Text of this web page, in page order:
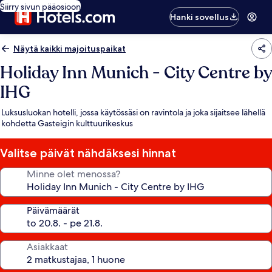
Siirry sivun pääosioon
Hanki sovellus
Näytä kaikki majoituspaikat
Holiday Inn Munich - City Centre by
IHG
Luksusluokan hotelli, jossa käytössäsi on ravintola ja joka sijaitsee lähellä
kohdetta Gasteigin kulttuurikeskus
Valitse päivät nähdäksesi hinnat
Minne olet menossa?
Päivämäärät
Asiakkaat